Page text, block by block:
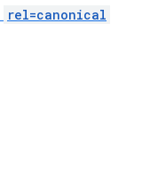
rel=canonical